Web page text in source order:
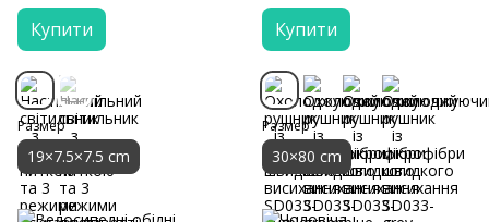
Купити
Размер
19×7.5×7.5 cm
Купити
Размер
30×80 cm